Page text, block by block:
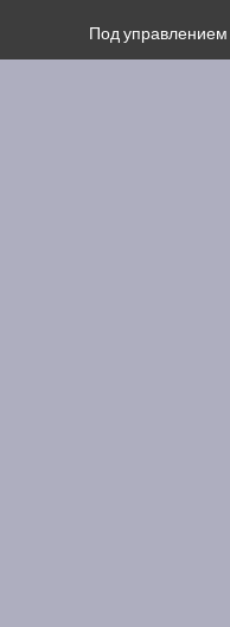
Под управлением